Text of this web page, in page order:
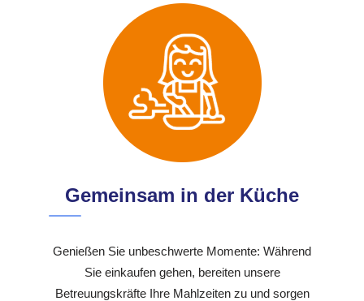
Gemeinsam in der Küche
Genießen Sie unbeschwerte Momente: Während
Sie einkaufen gehen, bereiten unsere
Betreuungskräfte Ihre Mahlzeiten zu und sorgen